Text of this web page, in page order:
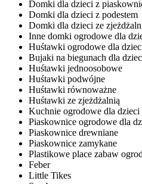
Domki dla dzieci z
Domki dla dzieci z podestem
Domki dla dzieci ze
Inne domki ogrodowe dla
Huśtawki ogrodowe dla
Bujaki na biegunach dla
Huśtawki jednoosobowe
Huśtawki podwójne
Huśtawki równoważne
Huśtawki ze zjeżdżalnią
Kuchnie ogrodowe dla dzieci
Piaskownice ogrodowe dla
Piaskownice drewniane
Piaskownice zamykane
Plastikowe place zabaw
Feber
Little Tikes